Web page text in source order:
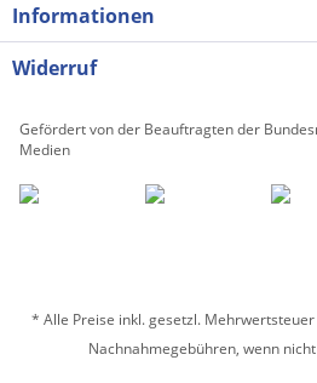
Informationen
Widerruf
Gefördert von der Beauftragten der
Medien
* Alle Preise inkl. gesetzl. Mehrwertsteuer
Nachnahmegebühren, wenn